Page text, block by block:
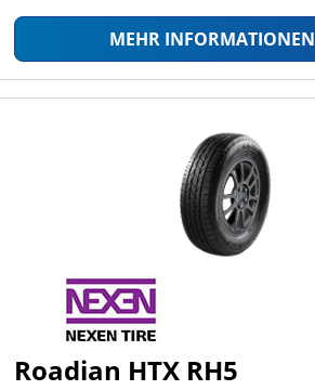
MEHR INFORMATIONEN
Roadian HTX RH5